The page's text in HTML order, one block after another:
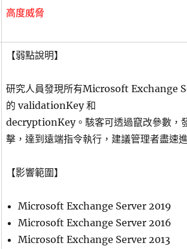
高度威脅
【弱點說明】
研究人員發現所有Microsoft Exchange
的 validationKey 和
decryptionKey。駭客可透過竄改參數，
擊，達到遠端指令執行，建議管理者盡速
【影響範圍】
Microsoft Exchange Server 2019
Microsoft Exchange Server 2016
Microsoft Exchange Server 2013